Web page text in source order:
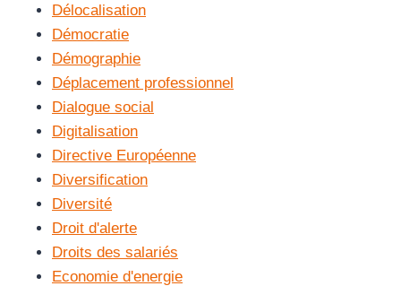
Délocalisation
Démocratie
Démographie
Déplacement professionnel
Dialogue social
Digitalisation
Directive Européenne
Diversification
Diversité
Droit d'alerte
Droits des salariés
Economie d'energie